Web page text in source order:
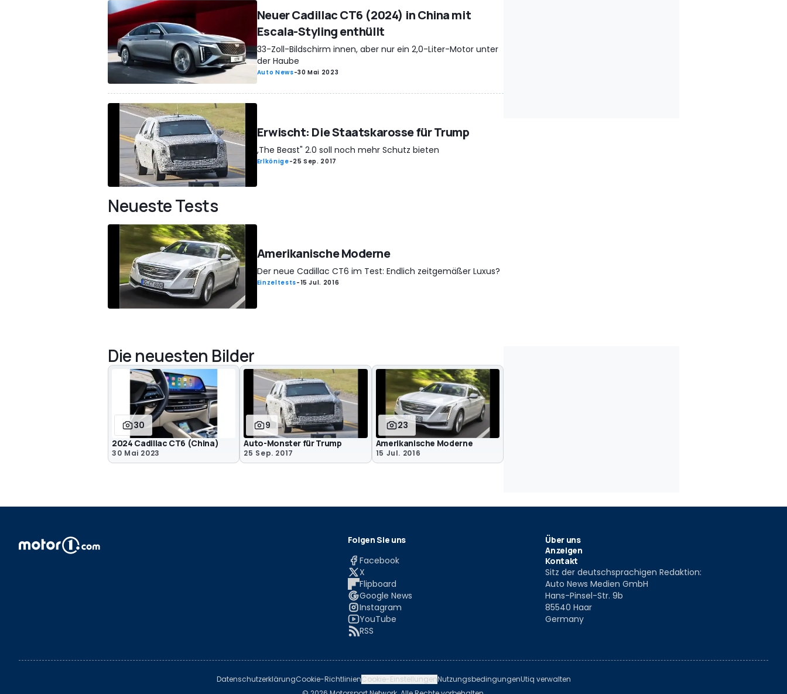
Neuer Cadillac CT6 (2024) in China mit
Escala-Styling enthüllt
33-Zoll-Bildschirm innen, aber nur ein 2,0-Liter-Motor unter
der Haube
Auto News-30 Mai 2023
Erwischt: Die Staatskarosse für Trump
,The Beast" 2.0 soll noch mehr Schutz bieten
Erlkönige-25 Sep. 2017
Neueste Tests
Amerikanische Moderne
Der neue Cadillac CT6 im Test: Endlich zeitgemäßer Luxus?
Einzeltests-15 Jul. 2016
Die neuesten Bilder
30
2024 Cadillac CT6 (China)
30 Mai 2023
9
Auto-Monster für Trump
25 Sep. 2017
23
Amerikanische Moderne
15 Jul. 2016
Folgen Sie uns
Facebook
X
Flipboard
Google News
Instagram
YouTube
RSS
Über uns
Anzeigen
Kontakt
Sitz der deutschsprachigen Redaktion:
Auto News Medien GmbH
Hans-Pinsel-Str. 9b
85540 Haar
Germany
DatenschutzerklärungCookie-RichtlinienCookie-EinstellungenNutzungsbedingungenUtiq verwalten